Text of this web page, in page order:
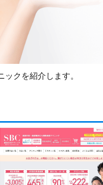
クを紹介します。